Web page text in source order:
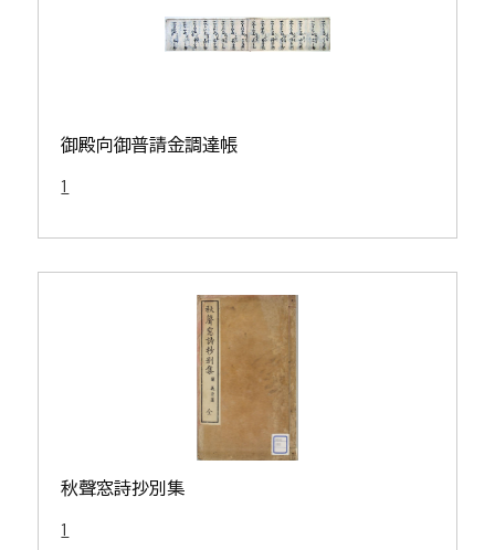
御殿向御普請金調達帳
1
秋聲窓詩抄別集
1